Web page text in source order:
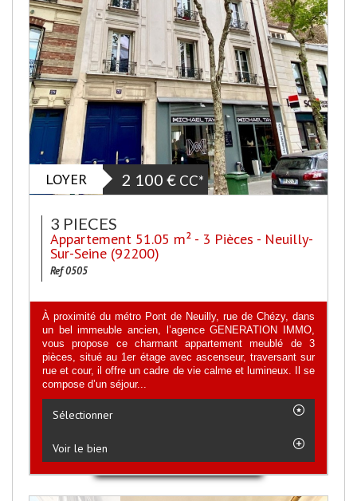
LOYER 2 100 € CC*
3 PIECES
Appartement 51.05 m² - 3 Pièces - Neuilly-
Sur-Seine (92200)
Ref 0505
À proximité du métro Pont de Neuilly, rue de Chézy, dans
un bel immeuble ancien, l’agence GENERATION IMMO,
vous propose ce charmant appartement meublé de 3
pièces, situé au 1er étage avec ascenseur, traversant sur
rue et cour, il offre un cadre de vie calme et lumineux. Il se
compose d’un séjour...
Sélectionner
Voir le bien